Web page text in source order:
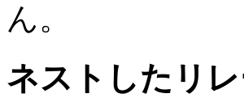
ん。
ネストしたリ